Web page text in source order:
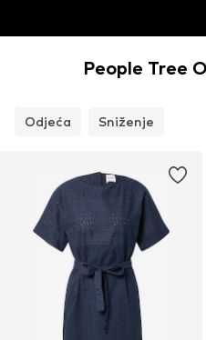
People Tree
Odjeća Sniženje